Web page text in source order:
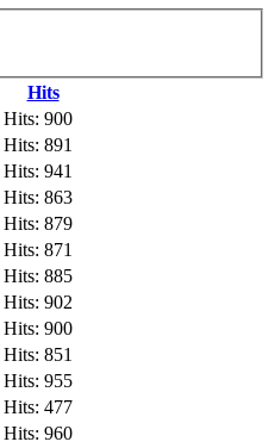
Hits
Hits: 900
Hits: 891
Hits: 941
Hits: 863
Hits: 879
Hits: 871
Hits: 885
Hits: 902
Hits: 900
Hits: 851
Hits: 955
Hits: 477
Hits: 960